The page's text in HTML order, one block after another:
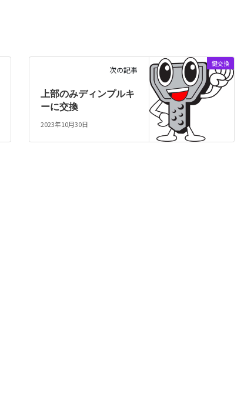
鍵交換
次の記事
上部のみディンプルキ
ーに交換
2023年10月30日